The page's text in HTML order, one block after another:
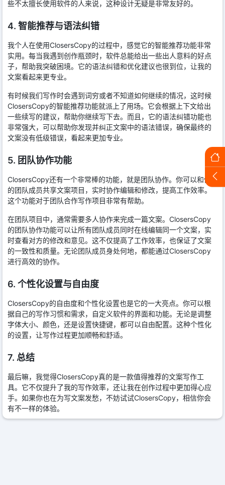
些不太擅长使用软件的人来说，这种设计无疑是非常友好的。
4. 智能推荐与语法纠错
我个人在使用ClosersCopy的过程中，感觉它的智能推荐功能非常
实用。每当我遇到创作瓶颈时，软件总能给出一些出人意料的好点
子，帮助我突破困境。它的语法纠错和优化建议也很到位，让我的
文案看起来更专业。
有时候我们写作时会遇到词穷或者不知道如何继续的情况，这时候
ClosersCopy的智能推荐功能就派上了用场。它会根据上下文给出
一些续写的建议，帮助你继续写下去。而且，它的语法纠错功能也
非常强大，可以帮助你发现并纠正文案中的语法错误，确保最终的
文案没有低级错误，看起来更加专业。
5. 团队协作功能
ClosersCopy还有一个非常棒的功能，就是团队协作。你可以和你
的团队成员共享文案项目，实时协作编辑和修改，提高工作效率。
这个功能对于团队合作写作项目非常有帮助。
在团队项目中，通常需要多人协作来完成一篇文案。ClosersCopy
的团队协作功能可以让所有团队成员同时在线编辑同一个文案，实
时查看对方的修改和意见。这不仅提高了工作效率，也保证了文案
的一致性和质量。无论团队成员身处何地，都能通过ClosersCopy
进行高效的协作。
6. 个性化设置与自由度
ClosersCopy的自由度和个性化设置也是它的一大亮点。你可以根
据自己的写作习惯和需求，自定义软件的界面和功能。无论是调整
字体大小、颜色，还是设置快捷键，都可以自由配置。这种个性化
的设置，让写作过程更加顺畅和舒适。
7. 总结
最后嘛，我觉得ClosersCopy真的是一款值得推荐的文案写作工
具。它不仅提升了我的写作效率，还让我在创作过程中更加得心应
手。如果你也在为写文案发愁，不妨试试ClosersCopy，相信你会
有不一样的体验。